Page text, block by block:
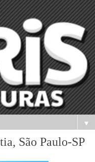
▼
São Paulo-SP